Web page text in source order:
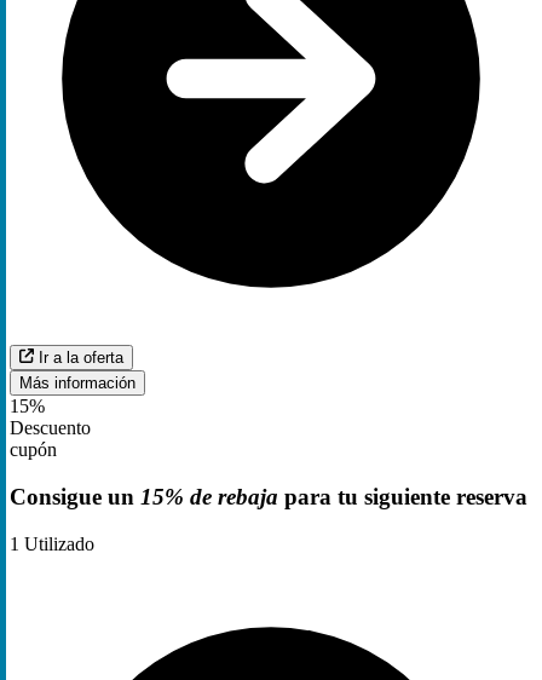
Ir a la oferta
Más información
15%
Descuento
cupón
Consigue un 15% de rebaja para tu siguiente reserva
1 Utilizado